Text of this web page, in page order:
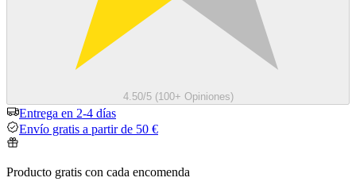
4.50/5 (100+ Opiniones)
Entrega en 2-4 días
Envío gratis a partir de 50 €
Producto gratis con cada encomenda